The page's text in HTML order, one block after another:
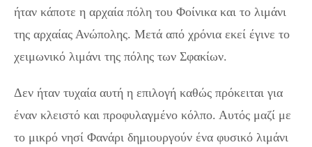
ήταν κάποτε η αρχαία πόλη του Φοίνικα και το λιμάνι
της αρχαίας Ανώπολης. Μετά από χρόνια εκεί έγινε το
χειμωνικό λιμάνι της πόλης των Σφακίων.
Δεν ήταν τυχαία αυτή η επιλογή καθώς πρόκειται για
έναν κλειστό και προφυλαγμένο κόλπο. Αυτός μαζί με
το μικρό νησί Φανάρι δημιουργούν ένα φυσικό λιμάνι